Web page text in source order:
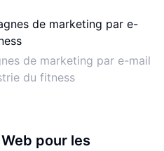
de marketing par e-mail
du fitness
pour les